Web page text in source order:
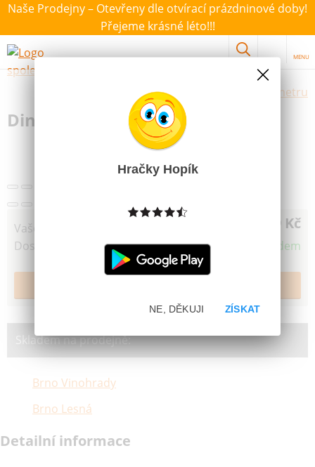
Naše Prodejny – Otevřeny dle otvírací prázdninové doby!
Přejeme krásné léto!!!
MENU
Výběr hraček dle zvoleného parametru
Dino Karetní hra Kvarteto Koně
Vaše cena 59 Kč
Dostupnost Skladem
Skladem na prodejně:
Brno Vinohrady
Brno Lesná
Detailní informace
Hračky Hopík
ZÍSKAT
NE, DĚKUJI